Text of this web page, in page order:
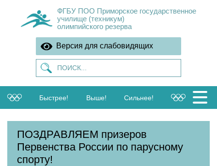
ФГБУ ПОО Приморское государственное
училище (техникум)
олимпийского резерва
Версия для слабовидящих
Быстрее! Выше! Сильнее!
ПОЗДРАВЛЯЕМ призеров
Первенства России по парусному
спорту!